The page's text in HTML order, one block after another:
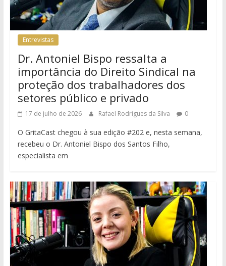
Entrevistas
Dr. Antoniel Bispo ressalta a
importância do Direito Sindical na
proteção dos trabalhadores dos
setores público e privado
17 de julho de 2026 Rafael Rodrigues da Silva 0
O GritaCast chegou à sua edição #202 e, nesta semana,
recebeu o Dr. Antoniel Bispo dos Santos Filho,
especialista em